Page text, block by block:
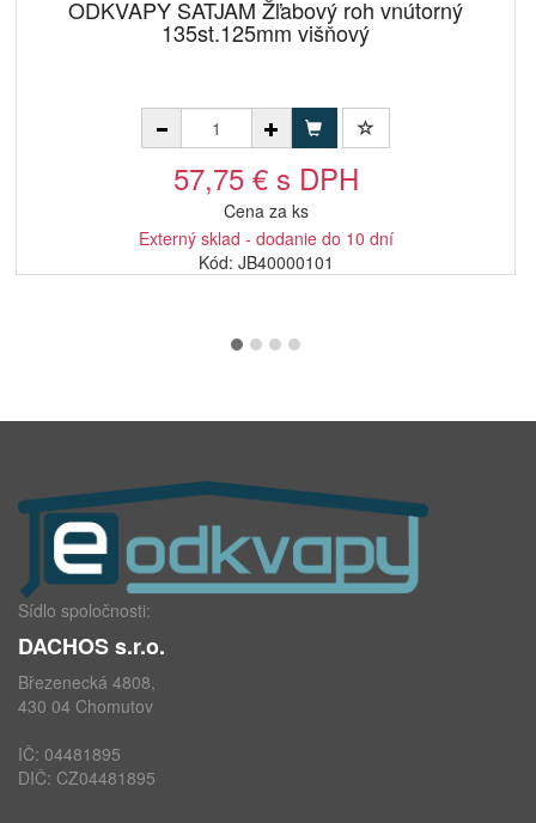
ODKVAPY SATJAM Žľabový roh vnútorný
135st.125mm višňový
57,75 € s DPH
Cena za ks
Externý sklad - dodanie do 10 dní
Kód: JB40000101
Sídlo spoločnosti:
DACHOS s.r.o.
Březenecká 4808,
430 04 Chomutov
IČ: 04481895
DIČ: CZ04481895